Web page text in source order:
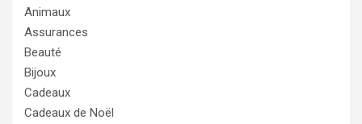
Animaux
Assurances
Beauté
Bijoux
Cadeaux
Cadeaux de Noël